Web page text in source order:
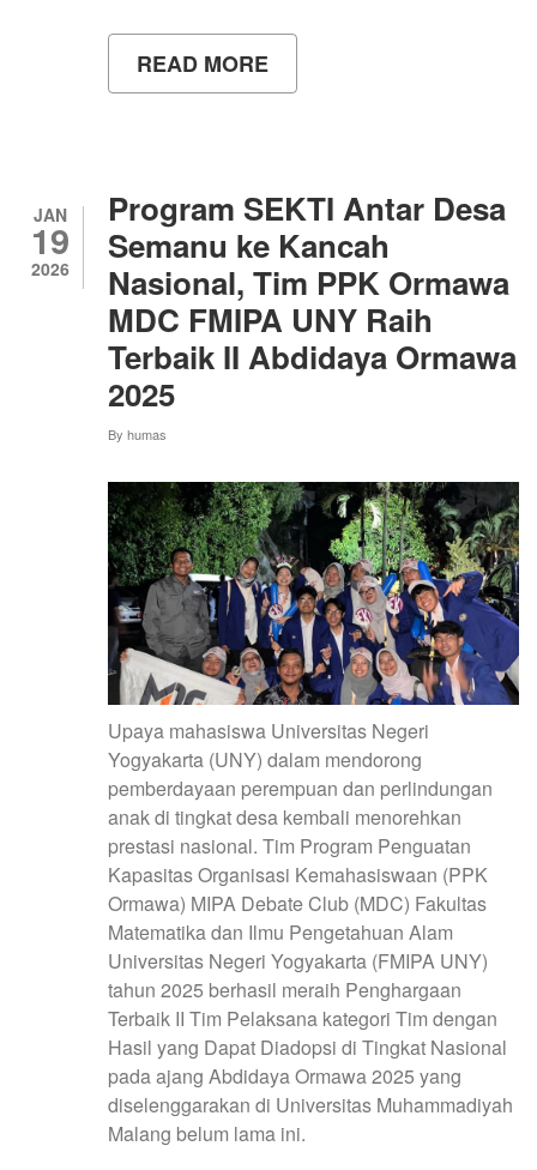
READ MORE
DARI
PERJALANAN
DESI
SAFITRI
MENUJU
LULUSAN
TERBAIK
UNY
JAN
19
2026
Program SEKTI Antar Desa
Semanu ke Kancah
Nasional, Tim PPK Ormawa
MDC FMIPA UNY Raih
Terbaik II Abdidaya Ormawa
2025
By humas
Upaya mahasiswa Universitas Negeri
Yogyakarta (UNY) dalam mendorong
pemberdayaan perempuan dan perlindungan
anak di tingkat desa kembali menorehkan
prestasi nasional. Tim Program Penguatan
Kapasitas Organisasi Kemahasiswaan (PPK
Ormawa) MIPA Debate Club (MDC) Fakultas
Matematika dan Ilmu Pengetahuan Alam
Universitas Negeri Yogyakarta (FMIPA UNY)
tahun 2025 berhasil meraih Penghargaan
Terbaik II Tim Pelaksana kategori Tim dengan
Hasil yang Dapat Diadopsi di Tingkat Nasional
pada ajang Abdidaya Ormawa 2025 yang
diselenggarakan di Universitas Muhammadiyah
Malang belum lama ini.